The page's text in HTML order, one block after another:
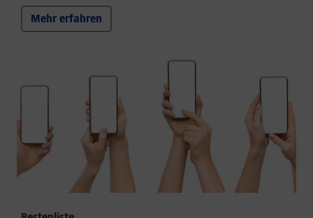
Mehr erfahren